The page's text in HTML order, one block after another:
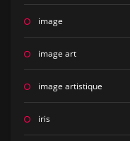
image
image art
image artistique
iris